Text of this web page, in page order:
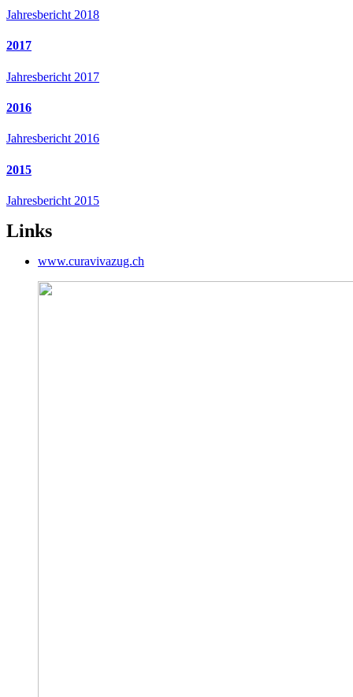
Jahresbericht 2018
2017
Jahresbericht 2017
2016
Jahresbericht 2016
2015
Jahresbericht 2015
Links
www.curavivazug.ch